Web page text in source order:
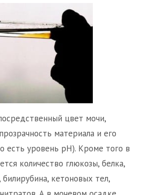
цвет мочи,
материала и его
есть уровень рН). Кроме того в
количество глюкозы, белка,
билирубина, кетоновых тел,